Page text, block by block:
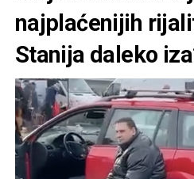
najplaćenijih
Stanija daleko